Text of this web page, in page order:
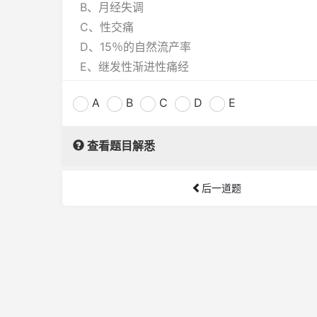
B、月经失调
C、性交痛
D、15％的自然流产率
E、继发性渐进性痛经
A B C D E
查看题目解悉
后一道题